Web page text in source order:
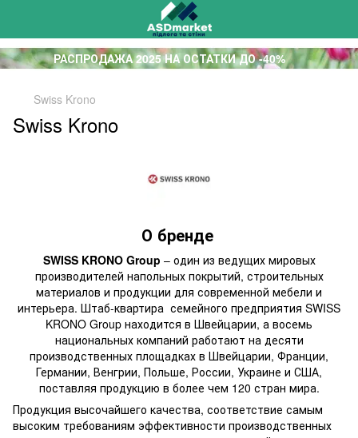
РАСПРОДАЖА 2025 НА ОСТАТКИ ДО -40%
Swiss Krono
Swiss Krono
О бренде
SWISS KRONO Group – один из ведущих мировых
производителей напольных покрытий, строительных
материалов и продукции для современной мебели и
интерьера. Штаб-квартира семейного предприятия SWISS
KRONO Group находится в Швейцарии, а восемь
национальных компаний работают на десяти
производственных площадках в Швейцарии, Франции,
Германии, Венгрии, Польше, России, Украине и США,
поставляя продукцию в более чем 120 стран мира.
Продукция высочайшего качества, соответствие самым
высоким требованиям эффективности производственных